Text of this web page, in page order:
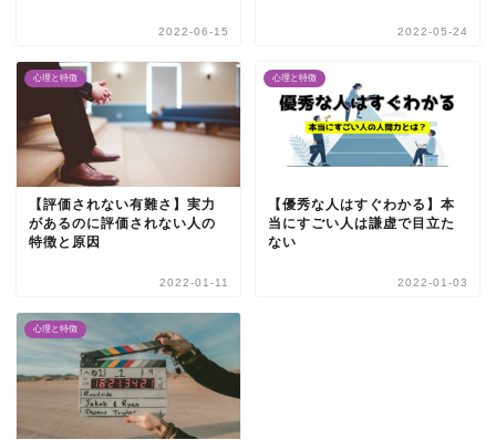
2022-06-15 2022-05-24
心理と特徴
【評価されない有難さ】実力
があるのに評価されない人の
特徴と原因
2022-01-11
心理と特徴
【優秀な人はすぐわかる】本
当にすごい人は謙虚で目立た
ない
2022-01-03
心理と特徴